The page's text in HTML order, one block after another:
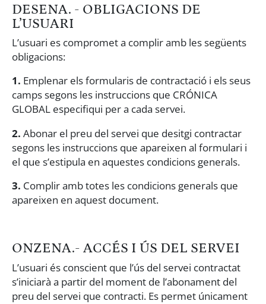
DESENA. - OBLIGACIONS DE
L’USUARI
L’usuari es compromet a complir amb les següents
obligacions:
1. Emplenar els formularis de contractació i els seus
camps segons les instruccions que CRÓNICA
GLOBAL especifiqui per a cada servei.
2. Abonar el preu del servei que desitgi contractar
segons les instruccions que apareixen al formulari i
el que s’estipula en aquestes condicions generals.
3. Complir amb totes les condicions generals que
apareixen en aquest document.
ONZENA.- ACCÉS I ÚS DEL SERVEI
L’usuari és conscient que l’ús del servei contractat
s’iniciarà a partir del moment de l’abonament del
preu del servei que contracti. Es permet únicament